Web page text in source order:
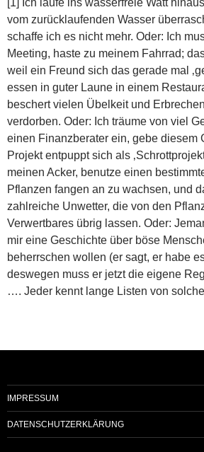
[1] Ich laufe ins wasserfreie Watt
vom zurücklaufenden Wasser
schaffe ich es nicht mehr. Oder: Ich
Meeting, haste zu meinem Fahrrad;
weil ein Freund sich das gerade mal
essen in guter Laune in einem
beschert vielen Übelkeit und
verdorben. Oder: Ich träume von viel
einen Finanzberater ein, gebe diesem
Projekt entpuppt sich als
meinen Acker, benutze einen
Pflanzen fangen an zu wachsen, und
zahlreiche Unwetter, die von den
Verwertbares übrig lassen. Oder:
mir eine Geschichte über böse
beherrschen wollen (er sagt, er habe
deswegen muss er jetzt die eigene
…. Jeder kennt lange Listen von
IMPRESSUM
DATENSCHUTZERKLÄRUNG